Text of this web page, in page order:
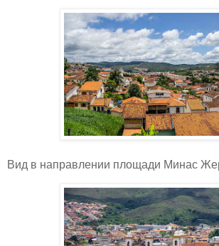
Вид в направлении площади Минас